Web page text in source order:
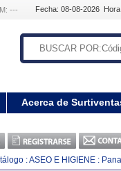
--- Fecha: 08-08-2026
Acerca de
:ASEO E HIGIENE :